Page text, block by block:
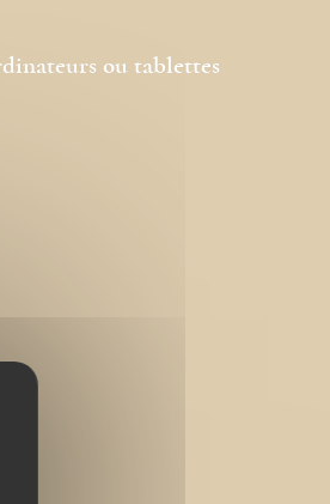
ou tablettes